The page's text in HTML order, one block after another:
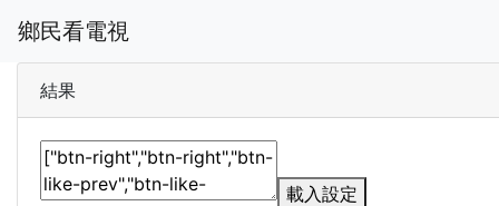
鄉民看電視
結果
載入設定